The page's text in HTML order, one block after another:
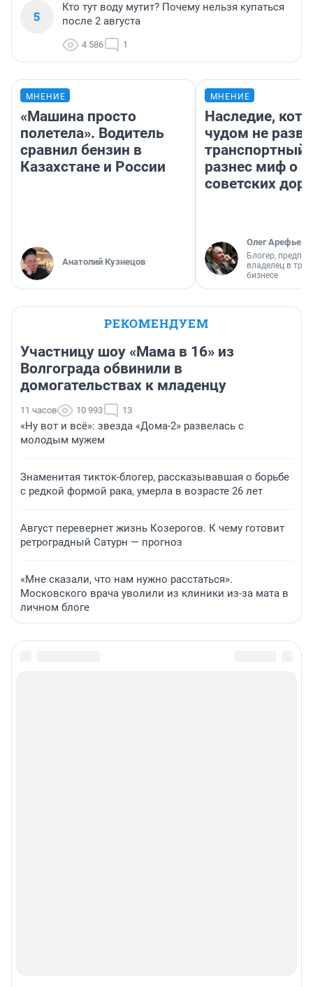
5
Кто тут воду мутит? Почему нельзя купаться
после 2 августа
4 586 1
МНЕНИЕ
«Машина просто
полетела». Водитель
сравнил бензин в
Казахстане и России
Анатолий Кузнецов
МНЕНИЕ
Наследие,
чудом не
транспортный
разнес миф о
советских
Олег Арефьев
Блогер,
владелец в
бизнесе
РЕКОМЕНДУЕМ
Участницу шоу «Мама в 16» из
Волгограда обвинили в
домогательствах к младенцу
11 часов 10 993 13
«Ну вот и всё»: звезда «Дома-2» развелась с
молодым мужем
Знаменитая тикток-блогер, рассказывавшая о борьбе
с редкой формой рака, умерла в возрасте 26 лет
Август перевернет жизнь Козерогов. К чему готовит
ретроградный Сатурн — прогноз
«Мне сказали, что нам нужно расстаться».
Московского врача уволили из клиники из-за мата в
личном блоге